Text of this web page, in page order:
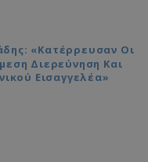
«Κατέρρευσαν Οι
Διερεύνηση Και
Εισαγγελέα»